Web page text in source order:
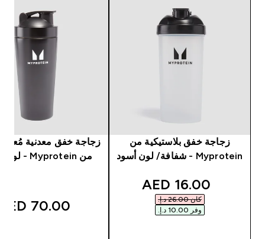
زجاجة خفق بلاستيكية من
Myprotein - شفافة/ لون أسود
discounted price
16.00 AED‎
كان ‏26.00 د.إ.‏‎
وفر ‏10.00 د.إ.‏‎
زجاجة خفق معدنية مُعاد
من Myprotein - لون أسود
70.00 AED‎